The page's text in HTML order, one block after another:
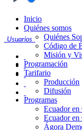
Usuarios
Inicio
Quiénes somos
Quiénes
Código de
Misión y
Programación
Tarifario
Producción
Difusión
Programas
Ecuador en
Ecuador en
Ágora